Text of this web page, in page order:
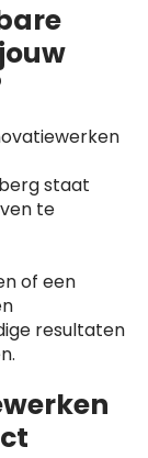
staat
te
of een
resultaten